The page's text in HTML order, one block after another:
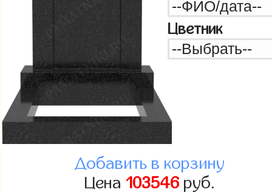
Цветник
Добавить в корзину
Цена 103546руб.